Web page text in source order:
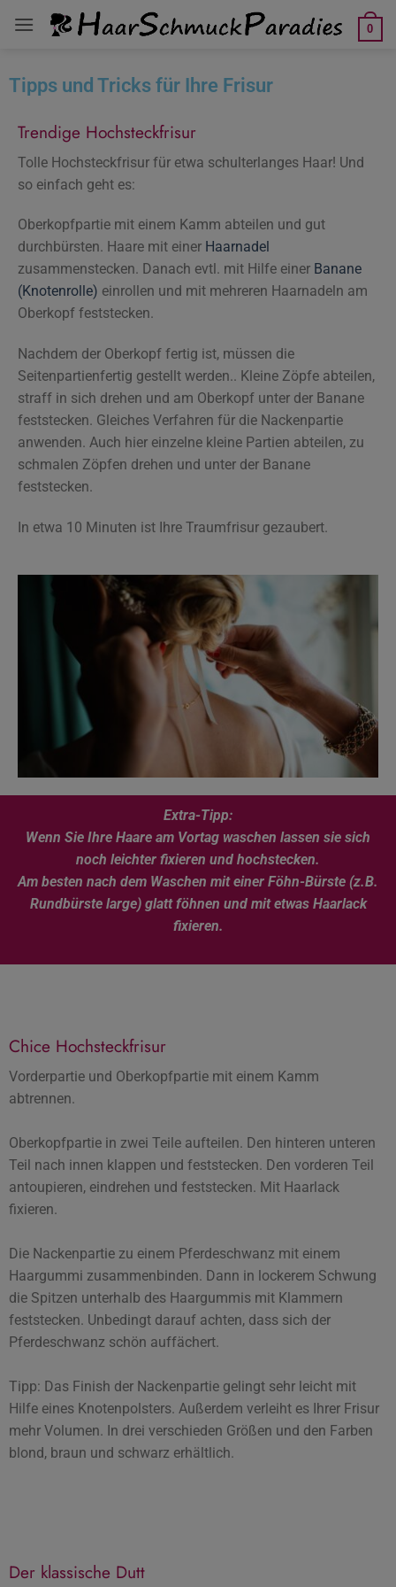
0
Tipps und Tricks für Ihre Frisur
Trendige Hochsteckfrisur
Tolle Hochsteckfrisur für etwa schulterlanges Haar! Und
so einfach geht es:
Oberkopfpartie mit einem Kamm abteilen und gut
durchbürsten. Haare mit einer Haarnadel
zusammenstecken. Danach evtl. mit Hilfe einer Banane
(Knotenrolle) einrollen und mit mehreren Haarnadeln am
Oberkopf feststecken.
Nachdem der Oberkopf fertig ist, müssen die
Seitenpartienfertig gestellt werden.. Kleine Zöpfe abteilen,
straff in sich drehen und am Oberkopf unter der Banane
feststecken. Gleiches Verfahren für die Nackenpartie
anwenden. Auch hier einzelne kleine Partien abteilen, zu
schmalen Zöpfen drehen und unter der Banane
feststecken.
In etwa 10 Minuten ist Ihre Traumfrisur gezaubert.
Extra-Tipp:
Wenn Sie Ihre Haare am Vortag waschen lassen sie sich
noch leichter fixieren und hochstecken.
Am besten nach dem Waschen mit einer Föhn-Bürste (z.B.
Rundbürste large) glatt föhnen und mit etwas Haarlack
fixieren.
Chice Hochsteckfrisur
Vorderpartie und Oberkopfpartie mit einem Kamm
abtrennen.
Oberkopfpartie in zwei Teile aufteilen. Den hinteren unteren
Teil nach innen klappen und feststecken. Den vorderen Teil
antoupieren, eindrehen und feststecken. Mit Haarlack
fixieren.
Die Nackenpartie zu einem Pferdeschwanz mit einem
Haargummi zusammenbinden. Dann in lockerem Schwung
die Spitzen unterhalb des Haargummis mit Klammern
feststecken. Unbedingt darauf achten, dass sich der
Pferdeschwanz schön auffächert.
Tipp: Das Finish der Nackenpartie gelingt sehr leicht mit
Hilfe eines Knotenpolsters. Außerdem verleiht es Ihrer Frisur
mehr Volumen. In drei verschieden Größen und den Farben
blond, braun und schwarz erhältlich.
Der klassische Dutt